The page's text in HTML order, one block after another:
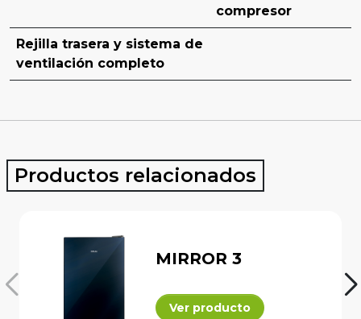
compresor
Rejilla trasera y sistema de
ventilación completo
Productos relacionados
MIRROR 3
Ver producto